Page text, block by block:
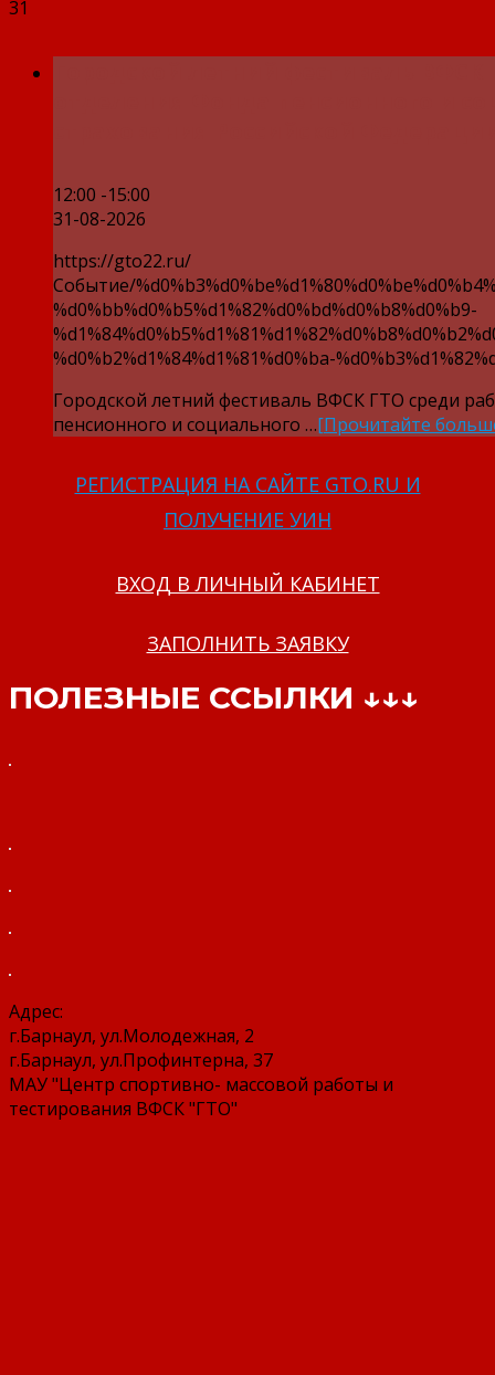
31
12:00 -15:00
31-08-2026
https://gto22.ru/
Событие/
%d0%bb%d0%b5%d1%82%d0%bd%d0%b8%d0%b9-
%d0%b2%d1%84%d1%81%d0%ba-
Городской летний фестиваль ВФСК ГТО среди
пенсионного и социального …[Прочитайте
РЕГИСТРАЦИЯ НА САЙТЕ GTO.RU И
ПОЛУЧЕНИЕ УИН
ВХОД В ЛИЧНЫЙ КАБИНЕТ
ЗАПОЛНИТЬ ЗАЯВКУ
ПОЛЕЗНЫЕ ССЫЛКИ ↓↓↓
Адрес:
г.Барнаул, ул.Молодежная, 2
г.Барнаул, ул.Профинтерна, 37
МАУ "Центр спортивно- массовой работы и
тестирования ВФСК "ГТО"